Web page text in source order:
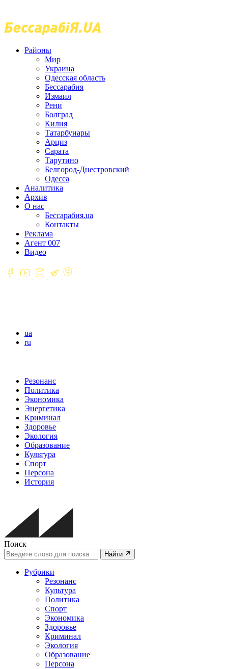
Районы
Мир
Украина
Одесская область
Бессарабия
Измаил
Рени
Болград
Килия
Татарбунары
Арциз
Сарата
Тарутино
Белгород-Днестровский
Одесса
Аналитика
Архив
О нас
Бессарабия.ua
Контакты
Реклама
Агент 007
Видео
ua
ru
Резонанс
Политика
Экономика
Энергетика
Криминал
Здоровье
Экология
Образование
Культура
Спорт
Персона
История
Поиск
Найти
Рубрики
Резонанс
Культура
Политика
Спорт
Экономика
Здоровье
Криминал
Экология
Образование
Персона